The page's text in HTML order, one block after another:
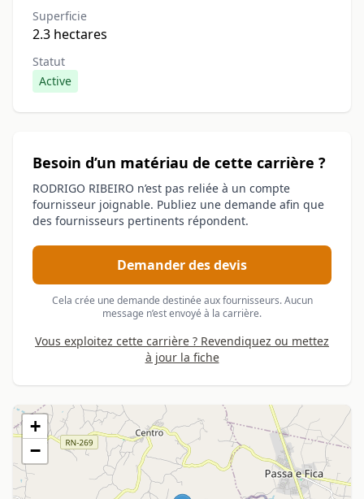
Superficie
2.3 hectares
Statut
Active
Besoin d’un matériau de cette carrière ?
RODRIGO RIBEIRO n’est pas reliée à un compte
fournisseur joignable. Publiez une demande afin que
des fournisseurs pertinents répondent.
Demander des devis
Cela crée une demande destinée aux fournisseurs. Aucun
message n’est envoyé à la carrière.
Vous exploitez cette carrière ? Revendiquez ou mettez
à jour la fiche
+
−